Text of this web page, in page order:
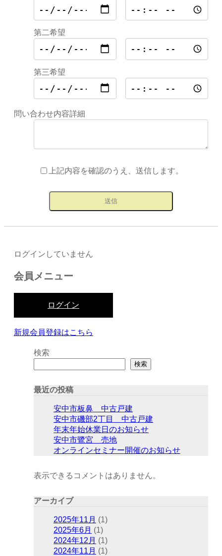
第二希望
第三希望
問い合わせ内容詳細
上記内容を確認のうえ、送信します。
ログインしていません
会員メニュー
ログイン
新規会員登録はこちら
検索
検索
最近の投稿
安中市板鼻 中古戸建
安中市磯部2丁目 中古戸建
年末年始休業日のお知らせ
安中市鷺宮 売地
オンラインセミナー開催のお知らせ
表示できるコメントはありません。
アーカイブ
2025年11月 (1)
2025年6月 (1)
2024年12月 (1)
2024年11月 (1)